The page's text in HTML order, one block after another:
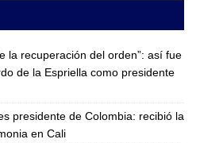
la recuperación del orden”: así fue
de la Espriella como presidente
presidente de Colombia: recibió la
en Cali